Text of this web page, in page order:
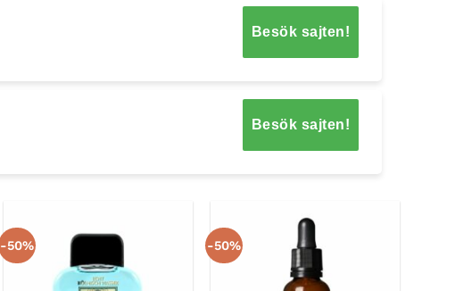
Besök sajten!
Besök sajten!
-50% -50%